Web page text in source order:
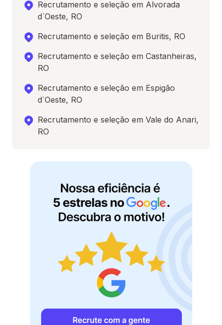
Recrutamento e seleção em Alvorada
d`Oeste, RO
Recrutamento e seleção em Buritis, RO
Recrutamento e seleção em Castanheiras,
RO
Recrutamento e seleção em Espigão
d`Oeste, RO
Recrutamento e seleção em Vale do Anari,
RO